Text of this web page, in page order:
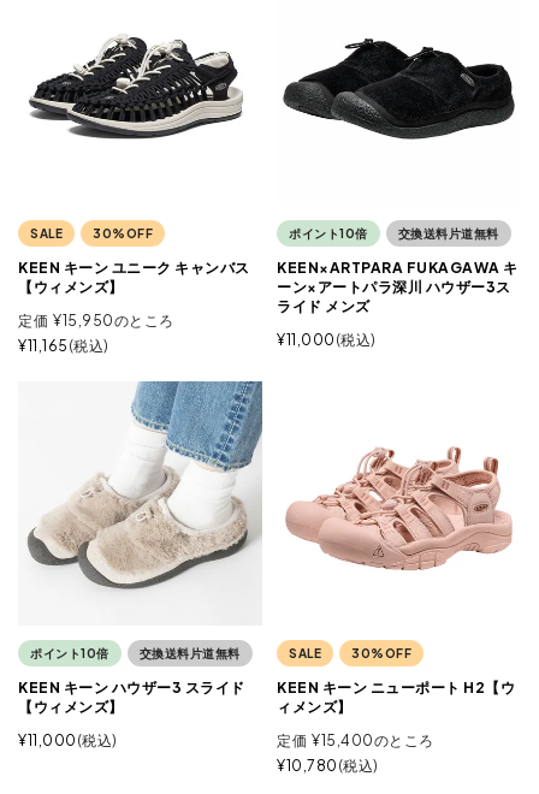
SALE 30%OFF
KEEN キーン ユニーク キャンバス
【ウィメンズ】
定価 ¥15,950のところ
¥11,165 税込
ポイント10倍 交換送料片道無料
KEEN×ARTPARA FUKAGAWA キ
ーン×アートパラ深川 ハウザー3ス
ライド メンズ
¥11,000 税込
ポイント10倍 交換送料片道無料
KEEN キーン ハウザー3 スライド
【ウィメンズ】
¥11,000 税込
SALE 30%OFF
KEEN キーン ニューポート H2【ウ
ィメンズ】
定価 ¥15,400のところ
¥10,780 税込